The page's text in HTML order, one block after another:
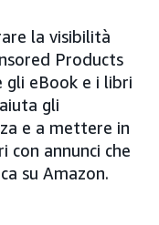
la visibilità
Products
eBook e i libri
gli
e a mettere in
annunci che
su Amazon.